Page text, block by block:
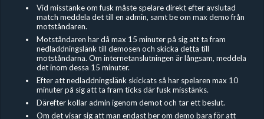
Vid misstanke om fusk måste spelare direkt efter avslutad
match meddela det till en admin, samt be om max demo från
motståndaren.
Motståndaren har då max 15 minuter på sig att ta fram
nedladdningslänk till demosen och skicka detta till
motståndarna. Om internetanslutningen är långsam, meddela
det inom dessa 15 minuter.
Efter att nedladdningslänk skickats så har spelaren max 10
minuter på sig att ta fram ticks där fusk misstänks.
Därefter kollar admin igenom demot och tar ett beslut.
Om det visar sig att man endast ber om demo bara för att